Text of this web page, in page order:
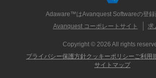
Adaware™はAvanquest Softwareの登録
Avanquest コーポレートサイト
求
Copyright © 2026 All rights
プライバシー保護方針クッキーポリシーご利用
サイトマップ